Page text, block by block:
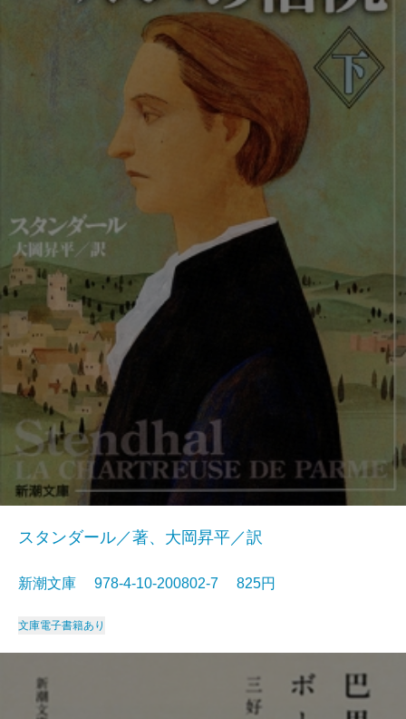
スタンダール／著、大岡昇平／訳
新潮文庫 978-4-10-200802-7 825円
文庫電子書籍あり